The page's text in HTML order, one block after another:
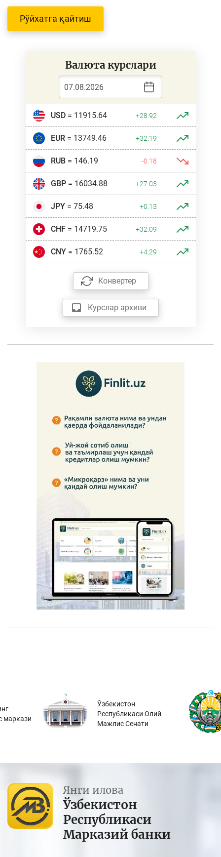
Рўйхатга қайтиш
Валюта курслари
USD= 11915.64 +28.92
EUR= 13749.46 +32.19
RUB= 146.19 -0.18
GBP= 16034.88 +27.03
JPY= 75.48 +0.13
CHF= 14719.75 +32.09
CNY= 1765.52 +4.29
Конвертер
Курслар архиви
маркази
Ўзбекистон
Республикаси Олий
Мажлис Сенати
Янги илова
Ўзбекистон
Республикаси
Марказий банки